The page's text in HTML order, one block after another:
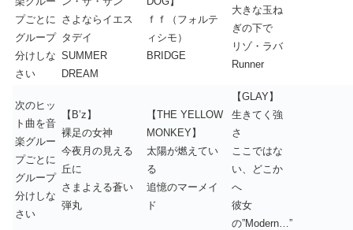
プごとに
グループ
分けしな
さい
さよならイエス
タデイ
SUMMER
DREAM
ｆｆ（フォルテ
ィシモ）
BRIDGE
大きな玉ね
ぎの下で
リゾ・ラバ
Runner
次のヒッ
ト曲を音
楽グルー
プごとに
グループ
分けしな
さい
【B’z】
裸足の女神
今夜月の見える
丘に
さまよえる蒼い
弾丸
【THE YELLOW
MONKEY】
太陽が燃えてい
る
追憶のマーメイ
ド
【GLAY】
生きてく強
さ
ここではな
い、どこか
へ
彼女
の”Modern…”